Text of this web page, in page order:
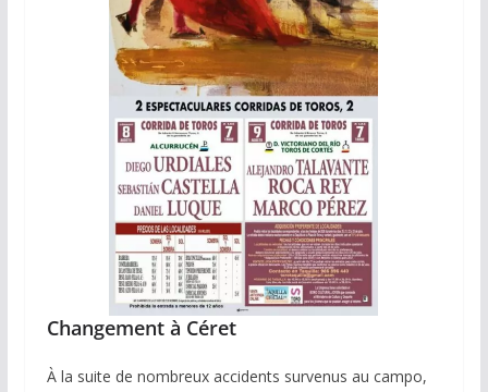
Changement à Céret
À la suite de nombreux accidents survenus au campo,